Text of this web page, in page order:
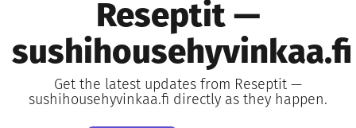
Reseptit —
sushihousehyvinkaa.fi
Get the latest updates from Reseptit —
sushihousehyvinkaa.fi directly as they happen.